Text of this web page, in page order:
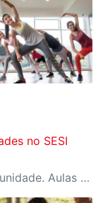
no SESI
A Troca de Figurinhas é aberta à comunidade. Aulas fitness e recreação são exclusivas para cliente SESI